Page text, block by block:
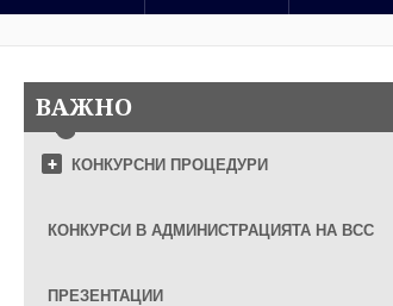
ВАЖНО
КОНКУРСНИ ПРОЦЕДУРИ
КОНКУРСИ В АДМИНИСТРАЦИЯТА НА ВСС
ПРЕЗЕНТАЦИИ